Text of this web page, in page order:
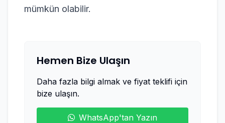
mümkün olabilir.
Hemen Bize Ulaşın
Daha fazla bilgi almak ve fiyat teklifi için
bize ulaşın.
WhatsApp'tan Yazın